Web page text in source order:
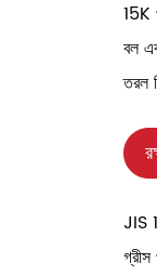
15K
বল
তরল
JIS